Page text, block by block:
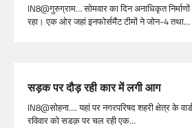
IN8@गुरुग्राम… सोमवार का दिन अनाधिकृत निर्माणों
रहा। एक ओर जहां इनफोर्समैंट टीमों ने जोन-4 तथा…
सड़क पर दौड़ रही कार में लगी आग
IN8@सोहना…. यहां पर नगरपरिषद शहरी क्षेत्र के
रविवार को सडक़ पर चल रही एक…